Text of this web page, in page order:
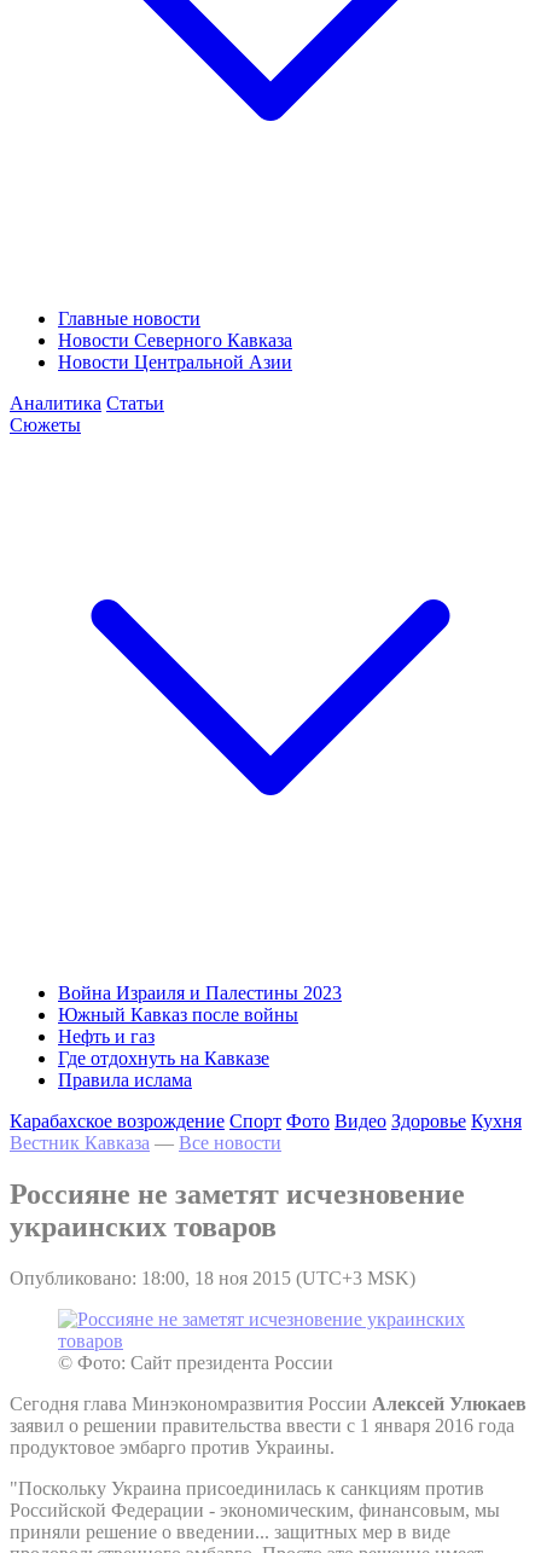
Главные новости
Новости Северного Кавказа
Новости Центральной Азии
Аналитика Статьи
Сюжеты
Война Израиля и Палестины 2023
Южный Кавказ после войны
Нефть и газ
Где отдохнуть на Кавказе
Правила ислама
Карабахское возрождение Спорт Фото Видео Здоровье Кухня
Вестник Кавказа — Все новости
Россияне не заметят исчезновение
украинских товаров
Опубликовано: 18:00, 18 ноя 2015 (UTC+3 MSK)
© Фото: Сайт президента России
Сегодня глава Минэкономразвития России Алексей Улюкаев
заявил о решении правительства ввести с 1 января 2016 года
продуктовое эмбарго против Украины.
"Поскольку Украина присоединилась к санкциям против
Российской Федерации - экономическим, финансовым, мы
приняли решение о введении... защитных мер в виде